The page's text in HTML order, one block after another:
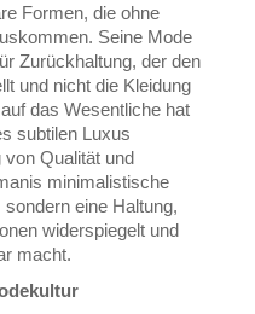
Formen, die ohne
Seine Mode
Zurückhaltung, der den
und nicht die Kleidung
das Wesentliche hat
subtilen Luxus
von Qualität und
minimalistische
eine Haltung,
widerspiegelt und
macht.